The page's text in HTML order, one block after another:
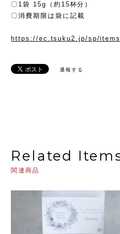
〇1袋 15g（約15杯分）
〇消費期限は袋に記載
https://ec.tsuku2.jp/sp/
通報する
Related
関連商品